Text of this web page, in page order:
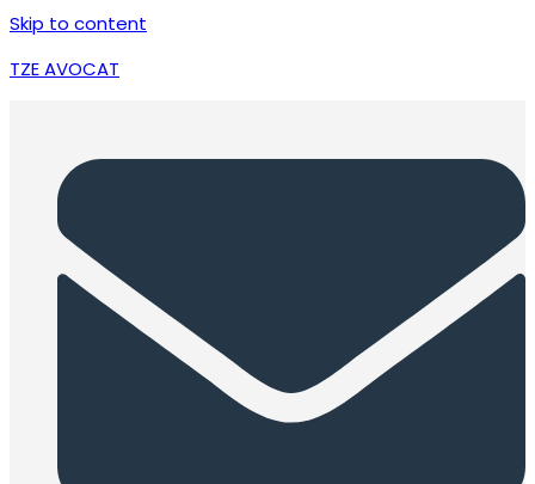
Skip to content
TZE AVOCAT